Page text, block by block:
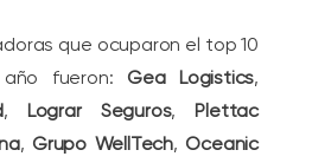
que ocuparon el top 10
fueron: Gea Logistics,
, Lograr Seguros,Plettac
, Grupo WellTech, Oceanic